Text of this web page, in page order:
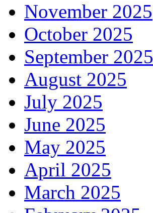
November 2025
October 2025
September 2025
August 2025
July 2025
June 2025
May 2025
April 2025
March 2025